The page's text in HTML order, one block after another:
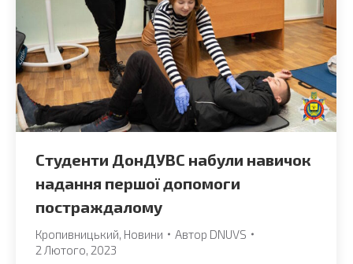
Студенти ДонДУВС набули навичок
надання першої допомоги
постраждалому
Кропивницький Новини Автор DNUVS
2 Лютого, 2023